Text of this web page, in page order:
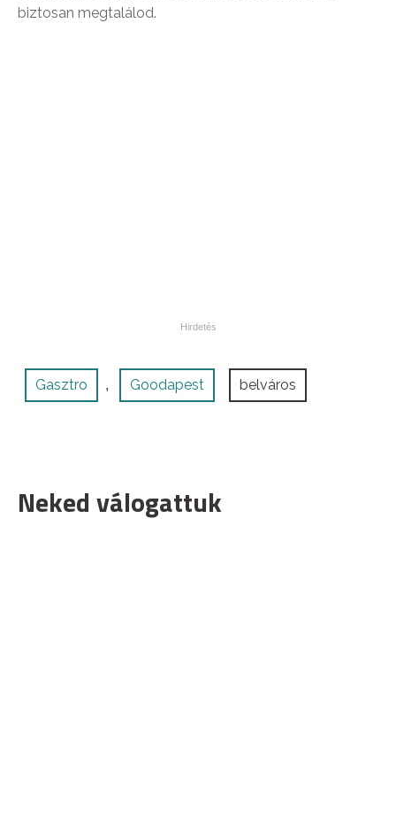
biztosan megtalálod.
Gasztro , Goodapest belváros
Neked válogattuk